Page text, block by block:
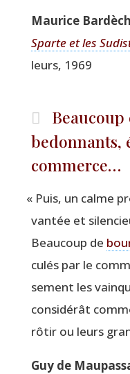
Mau­rice
Sparte et les
leurs, 1969
bedonnants,
commerce…
« Puis, un calme
van­tée et
Beau­coup de
cu­lés par le
se­ment les
consi­dé­rât
rôtir ou leurs
Guy de